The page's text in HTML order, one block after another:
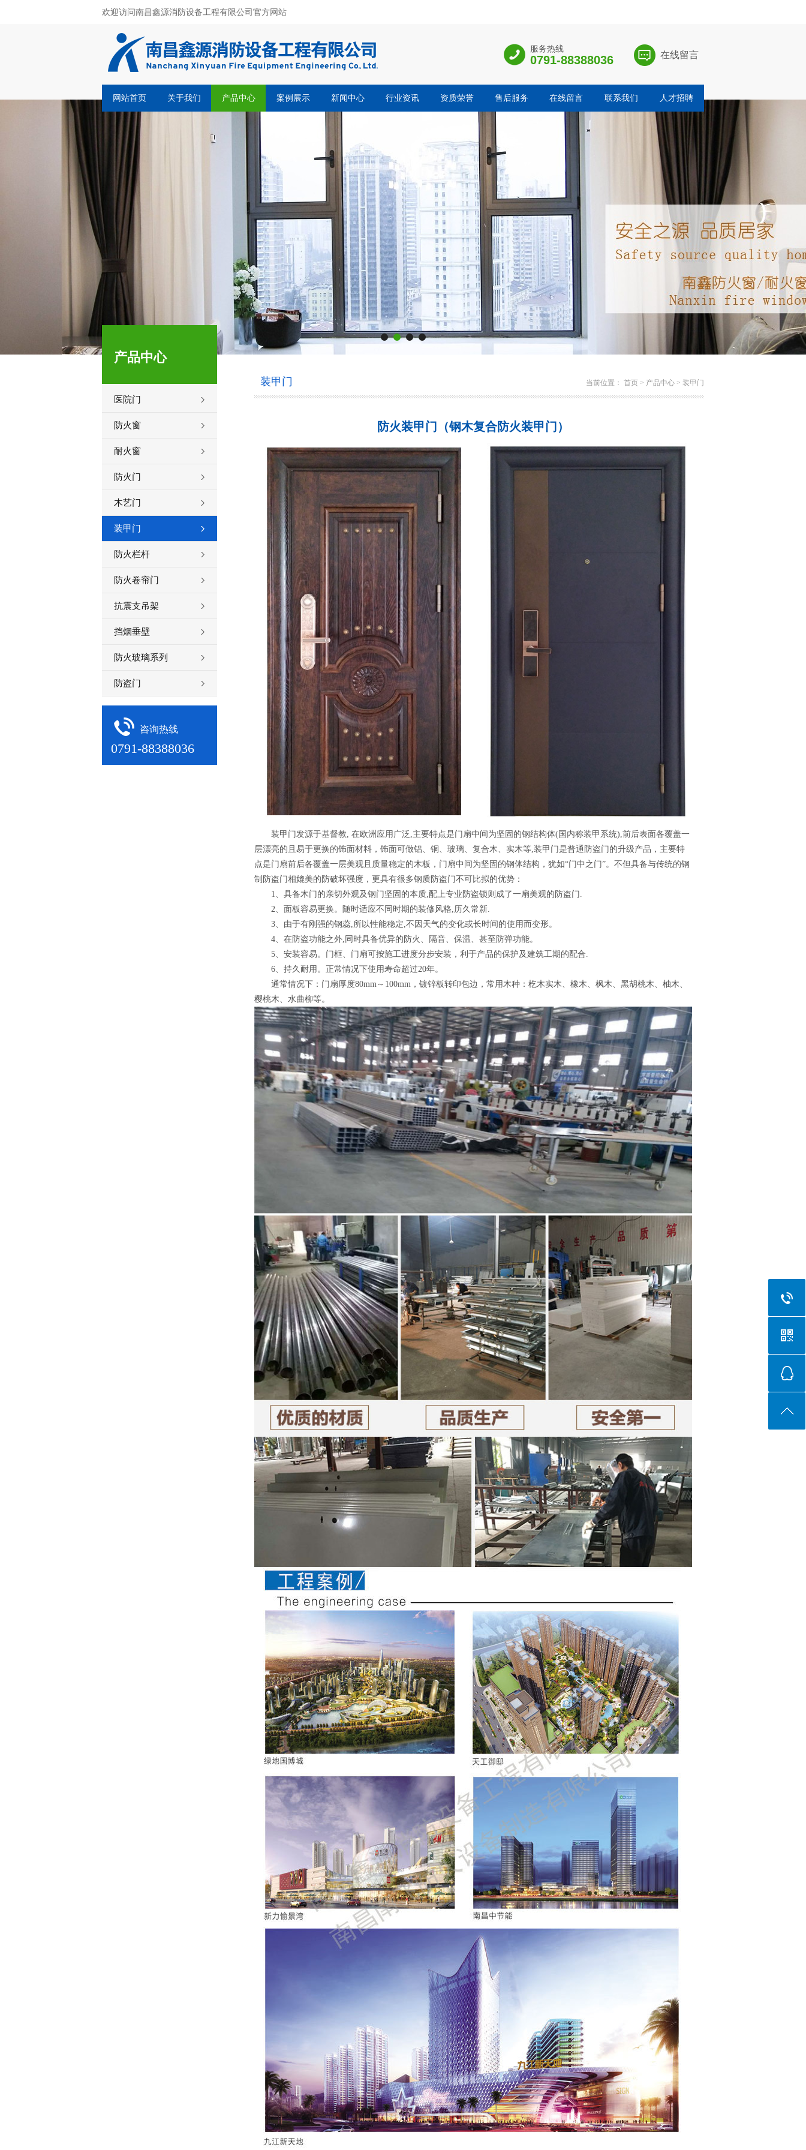
欢迎访问南昌鑫源消防设备工程有限公司官方网站
在线留言
服务热线
0791-88388036
网站首页 关于我们 产品中心 案例展示 新闻中心 行业资讯 资质荣誉 售后服务 在线留言 联系我们 人才招聘
产品中心
医院门
防火窗
耐火窗
防火门
木艺门
装甲门
防火栏杆
防火卷帘门
抗震支吊架
挡烟垂壁
防火玻璃系列
防盗门
咨询热线
0791-88388036
装甲门 当前位置： 首页 > 产品中心 > 装甲门
防火装甲门（钢木复合防火装甲门）
装甲门发源于基督教, 在欧洲应用广泛,主要特点是门扇中间为坚固的钢结构体(国内称装甲系统),前后表面各覆盖一
层漂亮的且易于更换的饰面材料，饰面可做铝、铜、玻璃、复合木、实木等,装甲门是普通防盗门的升级产品，主要特
点是门扇前后各覆盖一层美观且质量稳定的木板，门扇中间为坚固的钢体结构，犹如“门中之门”。不但具备与传统的钢
制防盗门相媲美的防破坏强度，更具有很多钢质防盗门不可比拟的优势：
1、具备木门的亲切外观及钢门坚固的本质,配上专业防盗锁则成了一扇美观的防盗门.
2、面板容易更换。随时适应不同时期的装修风格,历久常新.
3、由于有刚强的钢蕊,所以性能稳定,不因天气的变化或长时间的使用而变形。
4、在防盗功能之外,同时具备优异的防火、隔音、保温、甚至防弹功能。
5、安装容易。门框、门扇可按施工进度分步安装，利于产品的保护及建筑工期的配合.
6、持久耐用。正常情况下使用寿命超过20年。
通常情况下：门扇厚度80mm～100mm，镀锌板转印包边，常用木种：杚木实木、橡木、枫木、黑胡桃木、柚木、
樱桃木、水曲柳等。